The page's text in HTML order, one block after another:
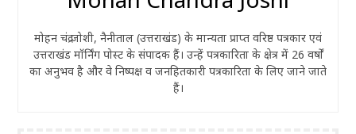
मोहन चंद्र जोशी, नैनीताल (उत्तराखंड) के मान्यता प्राप्त वरिष्ठ पत्रकार एवं
उत्तराखंड मॉर्निंग पोस्ट के संपादक हैं। उन्हें पत्रकारिता के क्षेत्र में 26 वर्षों
का अनुभव है और वे निष्पक्ष व जनहितकारी पत्रकारिता के लिए जाने जाते
हैं।